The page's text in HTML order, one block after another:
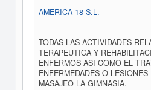
AMERICA 18 S.L.
TODAS LAS ACTIVIDADES
TERAPEUTICA Y
ENFERMOS ASI COMO EL
ENFERMEDADES O
MASAJEO LA GIMNASIA.